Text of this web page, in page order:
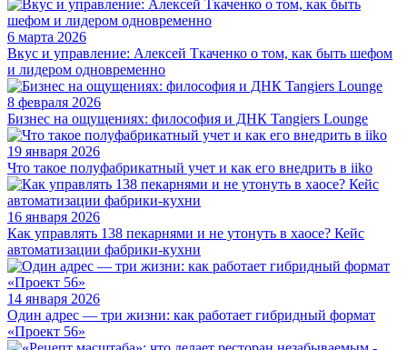
6 марта 2026
Вкус и управление: Алексей Ткаченко о том, как быть шефом
и лидером одновременно
8 февраля 2026
Бизнес на ощущениях: философия и ДНК Tangiers Lounge
19 января 2026
Что такое полуфабрикатный учет и как его внедрить в iiko
16 января 2026
Как управлять 138 пекарнями и не утонуть в хаосе? Кейс
автоматизации фабрики-кухни
14 января 2026
Один адрес — три жизни: как работает гибридный формат
«Проект 56»